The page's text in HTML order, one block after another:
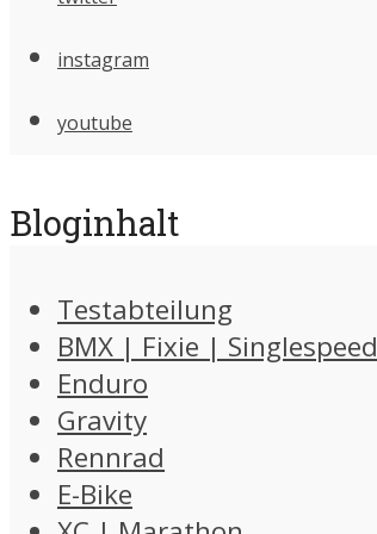
instagram
youtube
Bloginhalt
Testabteilung
BMX | Fixie | Singlespeed
Enduro
Gravity
Rennrad
E-Bike